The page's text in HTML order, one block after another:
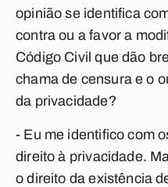
opinião se identifica
contra ou a favor a
Código Civil que dão
chama de censura e o
da privacidade?
- Eu me identifico com
direito à privacidade.
o direito da existência